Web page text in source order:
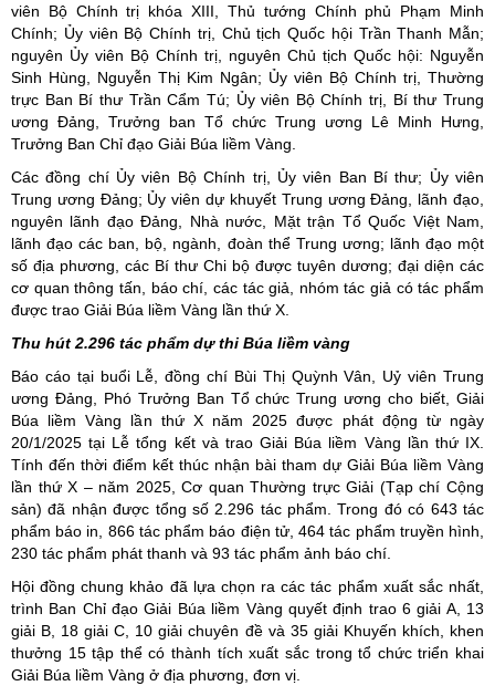
viên Bộ Chính trị khóa XIII, Thủ tướng Chính phủ Phạm Minh
Chính; Ủy viên Bộ Chính trị, Chủ tịch Quốc hội Trần Thanh Mẫn;
nguyên Ủy viên Bộ Chính trị, nguyên Chủ tịch Quốc hội: Nguyễn
Sinh Hùng, Nguyễn Thị Kim Ngân; Ủy viên Bộ Chính trị, Thường
trực Ban Bí thư Trần Cẩm Tú; Ủy viên Bộ Chính trị, Bí thư Trung
ương Đảng, Trưởng ban Tổ chức Trung ương Lê Minh Hưng,
Trưởng Ban Chỉ đạo Giải Búa liềm Vàng.
Các đồng chí Ủy viên Bộ Chính trị, Ủy viên Ban Bí thư; Ủy viên
Trung ương Đảng; Ủy viên dự khuyết Trung ương Đảng, lãnh đạo,
nguyên lãnh đạo Đảng, Nhà nước, Mặt trận Tổ Quốc Việt Nam,
lãnh đạo các ban, bộ, ngành, đoàn thể Trung ương; lãnh đạo một
số địa phương, các Bí thư Chi bộ được tuyên dương; đại diện các
cơ quan thông tấn, báo chí, các tác giả, nhóm tác giả có tác phẩm
được trao Giải Búa liềm Vàng lần thứ X.
Thu hút 2.296 tác phẩm dự thi Búa liềm vàng
Báo cáo tại buổi Lễ, đồng chí Bùi Thị Quỳnh Vân, Uỷ viên Trung
ương Đảng, Phó Trưởng Ban Tổ chức Trung ương cho biết, Giải
Búa liềm Vàng lần thứ X năm 2025 được phát động từ ngày
20/1/2025 tại Lễ tổng kết và trao Giải Búa liềm Vàng lần thứ IX.
Tính đến thời điểm kết thúc nhận bài tham dự Giải Búa liềm Vàng
lần thứ X – năm 2025, Cơ quan Thường trực Giải (Tạp chí Cộng
sản) đã nhận được tổng số 2.296 tác phẩm. Trong đó có 643 tác
phẩm báo in, 866 tác phẩm báo điện tử, 464 tác phẩm truyền hình,
230 tác phẩm phát thanh và 93 tác phẩm ảnh báo chí.
Hội đồng chung khảo đã lựa chọn ra các tác phẩm xuất sắc nhất,
trình Ban Chỉ đạo Giải Búa liềm Vàng quyết định trao 6 giải A, 13
giải B, 18 giải C, 10 giải chuyên đề và 35 giải Khuyến khích, khen
thưởng 15 tập thể có thành tích xuất sắc trong tổ chức triển khai
Giải Búa liềm Vàng ở địa phương, đơn vị.